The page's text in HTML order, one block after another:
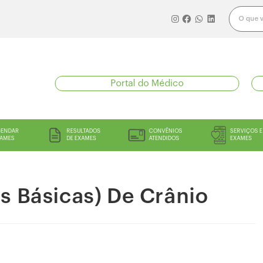
Portal do Médico
RESULTADOS
DE EXAMES
CONVÊNIOS
ATENDIDOS
SERVIÇOS E
EXAMES
Básicas) De Crânio